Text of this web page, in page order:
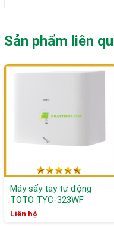
Sản phẩm liên
Máy sấy tay tự động
TOTO TYC-323WF
Liên hệ